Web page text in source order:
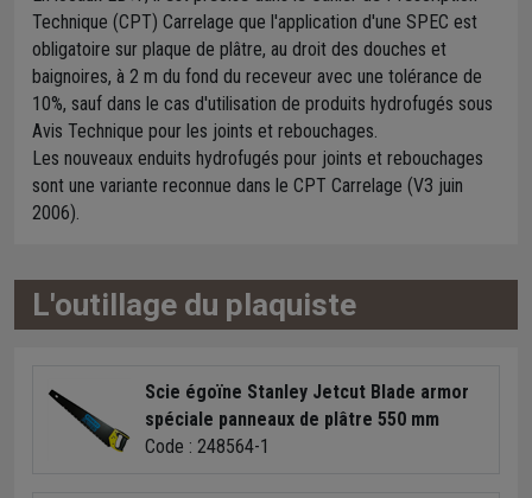
Technique (CPT) Carrelage que l'application d'une SPEC est
obligatoire sur plaque de plâtre, au droit des douches et
baignoires, à 2 m du fond du receveur avec une tolérance de
10%, sauf dans le cas d'utilisation de produits hydrofugés sous
Avis Technique pour les joints et rebouchages.
Les nouveaux enduits hydrofugés pour joints et rebouchages
sont une variante reconnue dans le CPT Carrelage (V3 juin
2006).
L'outillage du plaquiste
Scie égoïne Stanley Jetcut Blade armor
spéciale panneaux de plâtre 550 mm
Code : 248564-1